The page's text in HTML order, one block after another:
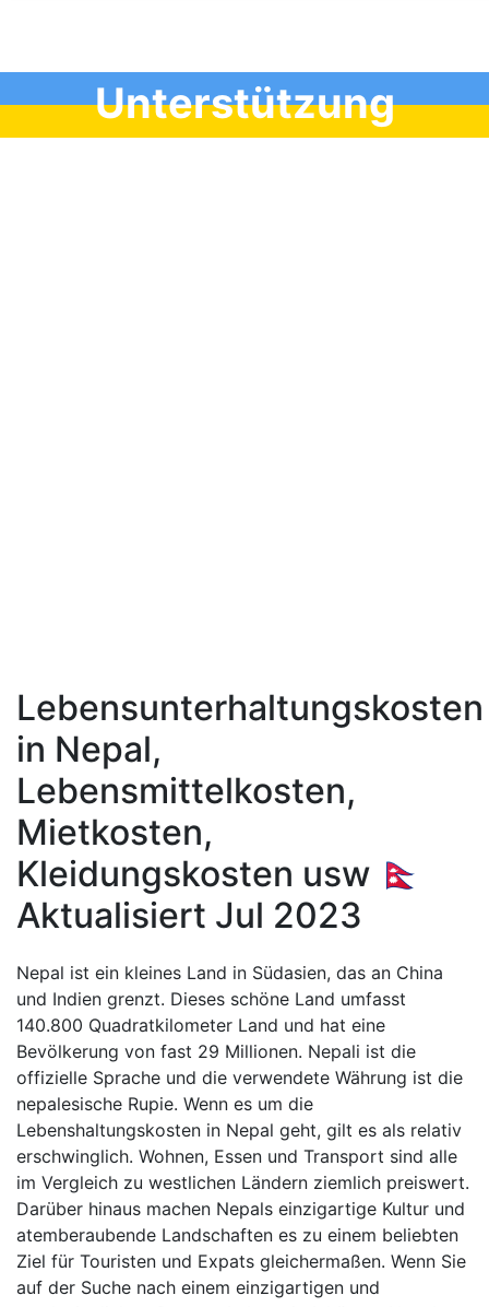
Unterstützung
Lebensunterhaltungskosten
in Nepal,
Lebensmittelkosten,
Mietkosten,
Kleidungskosten usw 🇳🇵
Aktualisiert Jul 2023
Nepal ist ein kleines Land in Südasien, das an China
und Indien grenzt. Dieses schöne Land umfasst
140.800 Quadratkilometer Land und hat eine
Bevölkerung von fast 29 Millionen. Nepali ist die
offizielle Sprache und die verwendete Währung ist die
nepalesische Rupie. Wenn es um die
Lebenshaltungskosten in Nepal geht, gilt es als relativ
erschwinglich. Wohnen, Essen und Transport sind alle
im Vergleich zu westlichen Ländern ziemlich preiswert.
Darüber hinaus machen Nepals einzigartige Kultur und
atemberaubende Landschaften es zu einem beliebten
Ziel für Touristen und Expats gleichermaßen. Wenn Sie
auf der Suche nach einem einzigartigen und